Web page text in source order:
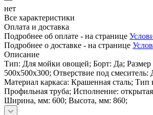
нет
Все характеристики
Оплата и доставка
Подробнее об оплате - на странице
Подробнее о доставке - на странице
Описание
Тип: Для мойки овощей; Борт: Да;
500х500х300; Отверствие под смеситель:
Материал каркаса: Крашенная сталь; Тип
Профильная труба; Исполнение:
Ширина, мм: 600; Высота, мм: 860;